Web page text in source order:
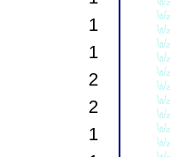
1
1
2
2
1